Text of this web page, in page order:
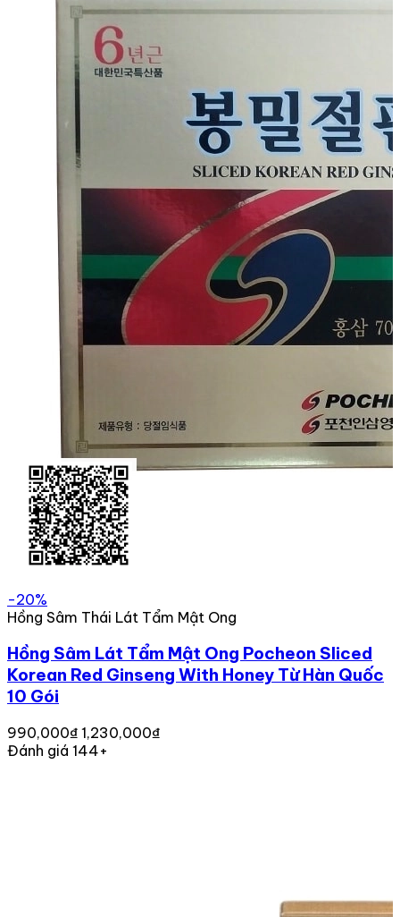
-20%
Hồng Sâm Thái Lát Tẩm Mật Ong
Hồng Sâm Lát Tẩm Mật Ong Pocheon Sliced
Korean Red Ginseng With Honey Từ Hàn Quốc
10 Gói
990,000₫ 1,230,000₫
Đánh giá 144+